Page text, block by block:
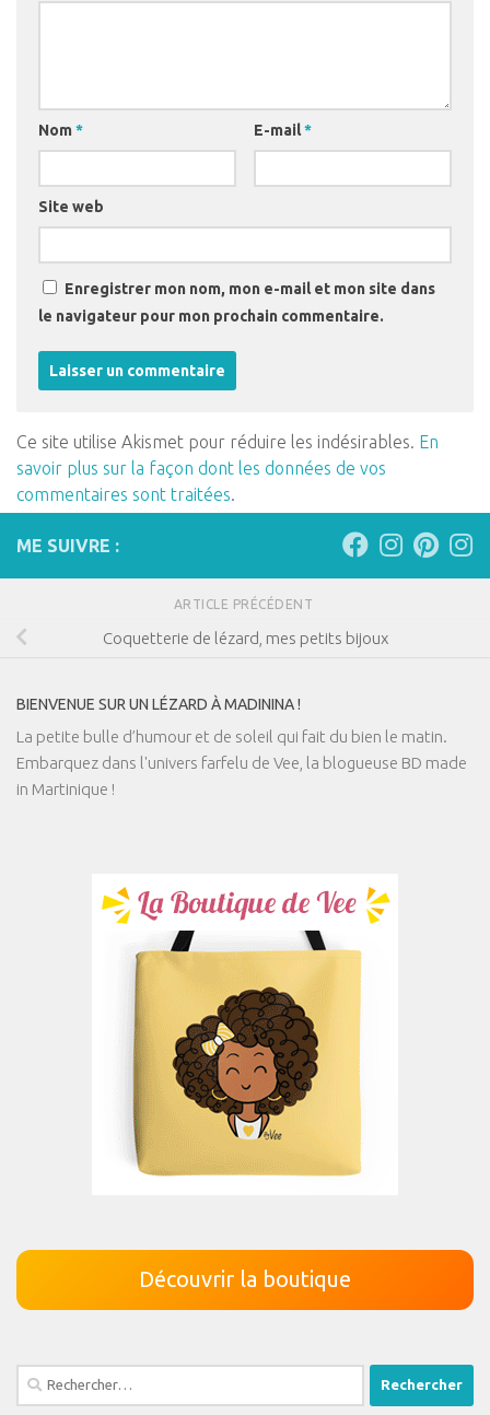
Nom * E-mail*
Site web
Enregistrer mon nom, mon e-mail et mon site dans
le navigateur pour mon prochain commentaire.
Ce site utilise Akismet pour réduire les indésirables. En
savoir plus sur la façon dont les données de vos
commentaires sont traitées.
ME SUIVRE :
ARTICLE PRÉCÉDENT
Coquetterie de lézard, mes petits bijoux
BIENVENUE SUR UN LÉZARD À MADININA !
La petite bulle d’humour et de soleil qui fait du bien le matin.
Embarquez dans l'univers farfelu de Vee, la blogueuse BD made
in Martinique !
Découvrir la boutique
Rechercher :